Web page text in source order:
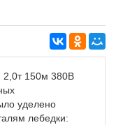
техника
2,0т 150м 380В
уделено
лебедки: